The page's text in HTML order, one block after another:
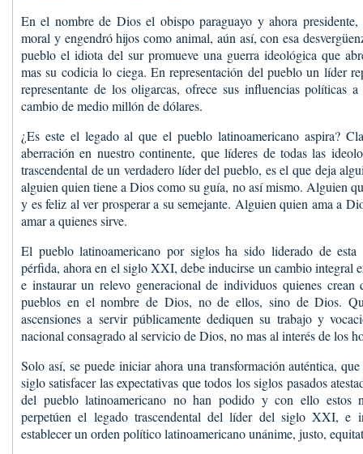
En el nombre de Dios el obispo paraguayo y ahora
moral y engendró hijos como animal, aún así, con esa
pueblo el idiota del sur promueve una guerra ideológica que
mas su codicia lo ciega. En representación del pueblo un líder
representante de los oligarcas, ofrece sus influencias políticas
cambio de medio millón de dólares.
¿Es este el legado al que el pueblo latinoamericano aspira?
aberración en nuestro continente, que líderes de todas las
trascendental de un verdadero líder del pueblo, es el que deja
alguien quien tiene a Dios como su guía, no así mismo. Alguien
y es feliz al ver prosperar a su semejante. Alguien quien ama a
amar a quienes sirve.
El pueblo latinoamericano por siglos ha sido liderado de
pérfida, ahora en el siglo XXI, debe inducirse un cambio integral
e instaurar un relevo generacional de individuos quienes crean
pueblos en el nombre de Dios, no de ellos, sino de Dios.
ascensiones a servir públicamente dediquen su trabajo y
nacional consagrado al servicio de Dios, no mas al interés de los
Solo así, se puede iniciar ahora una transformación auténtica,
siglo satisfacer las expectativas que todos los siglos pasados
del pueblo latinoamericano no han podido y con ello estos
perpetúen el legado trascendental del líder del siglo XXI, e
establecer un orden político latinoamericano unánime, justo,